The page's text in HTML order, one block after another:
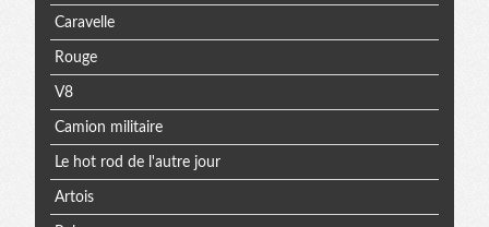
Caravelle
Rouge
V8
Camion militaire
Le hot rod de l'autre jour
Artois